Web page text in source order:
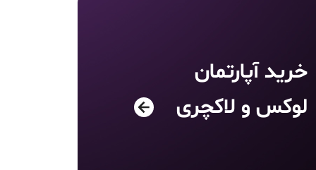
خرید آپارتمان
لوکس و لاکچری